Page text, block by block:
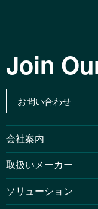
Join
お問い合わせ
会社案内
取扱いメーカー
ソリューション